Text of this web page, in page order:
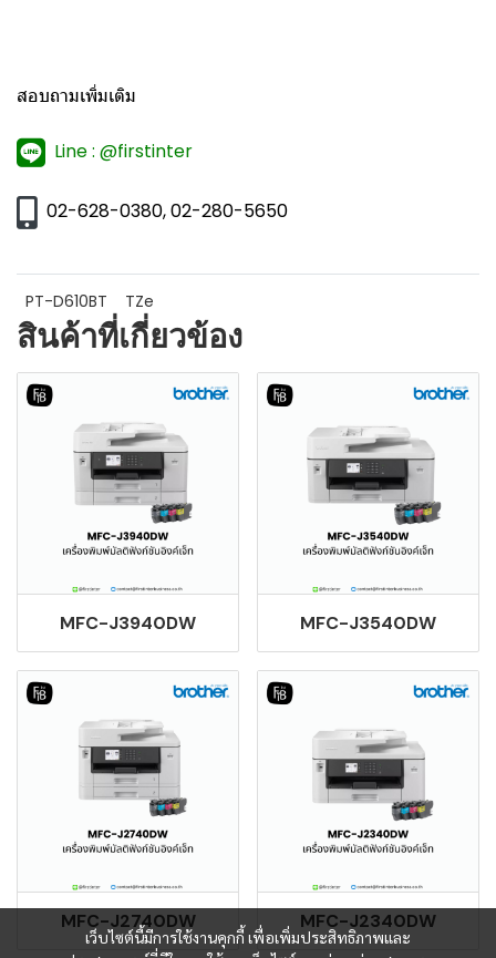
สอบถามเพิ่มเติม
Line : @firstinter
02-628-0380, 02-280-5650
PT-D610BT TZe
สินค้าที่เกี่ยวข้อง
MFC-J3940DW MFC-J3540DW
MFC-J2740DW MFC-J2340DW
เว็บไซต์นี้มีการใช้งานคุกกี้ เพื่อเพิ่มประสิทธิภาพและ